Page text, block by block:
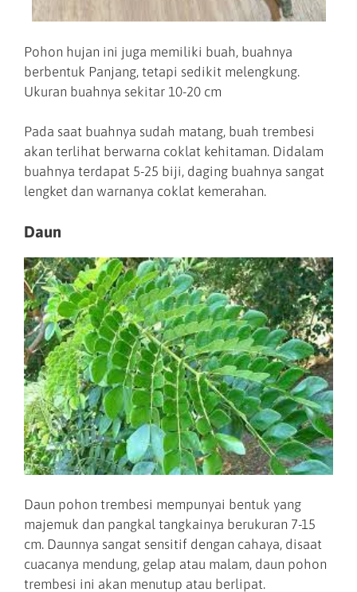
Pohon hujan ini juga memiliki buah, buahnya
berbentuk Panjang, tetapi sedikit melengkung.
Ukuran buahnya sekitar 10-20 cm
Pada saat buahnya sudah matang, buah trembesi
akan terlihat berwarna coklat kehitaman. Didalam
buahnya terdapat 5-25 biji, daging buahnya sangat
lengket dan warnanya coklat kemerahan.
Daun
Daun pohon trembesi mempunyai bentuk yang
majemuk dan pangkal tangkainya berukuran 7-15
cm. Daunnya sangat sensitif dengan cahaya, disaat
cuacanya mendung, gelap atau malam, daun pohon
trembesi ini akan menutup atau berlipat.